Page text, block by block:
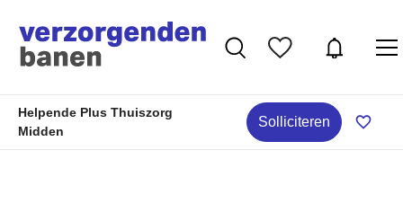
Helpende Plus Thuiszorg
Midden
Solliciteren